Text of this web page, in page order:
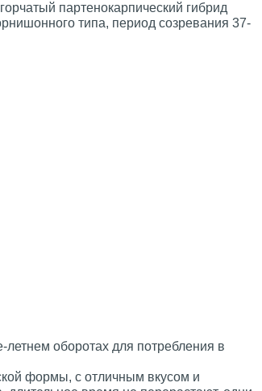
партенокарпический гибрид
типа, период созревания 37-
оборотах для потребления в
формы, с отличным вкусом и